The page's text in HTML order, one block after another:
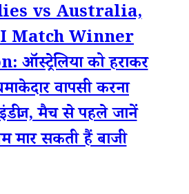
vs Australia,
Match Winner
को हराकर
वापसी करना
मैच से पहले जानें
मार सकती हैं बाजी